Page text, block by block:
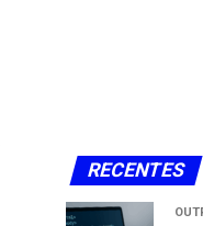
RECENTES